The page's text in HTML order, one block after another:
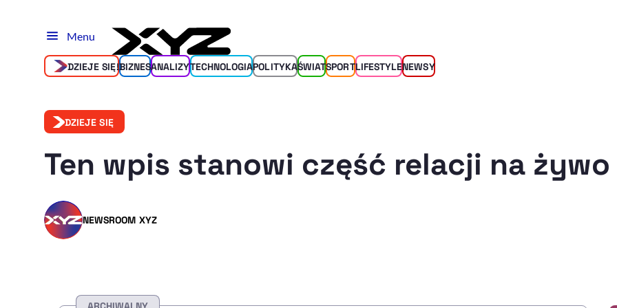
Menu
DZIEJE SIĘ!BIZNESANALIZYTECHNOLOGIAPOLITYKAŚWIATSPORTLIFESTYLENEWSY
DZIEJE SIĘ
Ten wpis stanowi część relacji na
NEWSROOM XYZ